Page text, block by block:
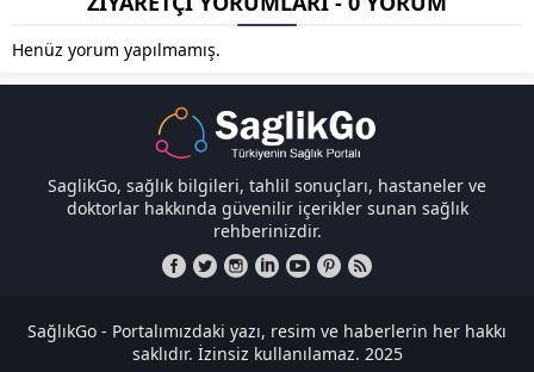
Henüz yorum yapılmamış.
SaglikGo, sağlık bilgileri, tahlil sonuçları, hastaneler ve
doktorlar hakkında güvenilir içerikler sunan sağlık
rehberinizdir.
SağlıkGo - Portalımızdaki yazı, resim ve haberlerin her hakkı
saklıdır. İzinsiz kullanılamaz. 2025